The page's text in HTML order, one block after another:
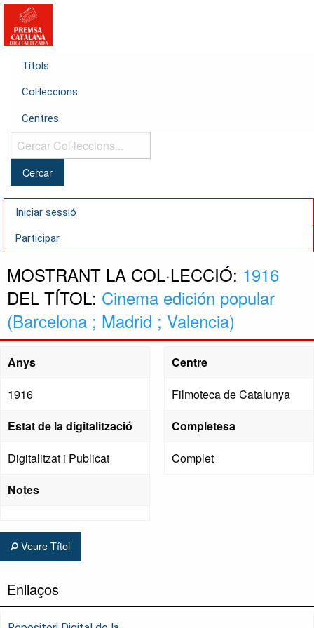
Títols
Col·leccions
Centres
Cercar
Col·leccions...
Iniciar sessió
Participar
MOSTRANT LA COL·LECCIÓ: 1916
DEL TÍTOL: Cinema edición popular
(Barcelona ; Madrid ; Valencia)
Anys
1916
Estat de la digitalització
Digitalitzat i Publicat
Notes
Centre
Filmoteca de Catalunya
Completesa
Complet
Veure Títol
Enllaços